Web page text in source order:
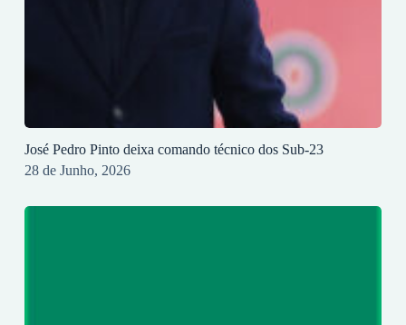
José Pedro Pinto deixa comando técnico dos Sub-23
28 de Junho, 2026